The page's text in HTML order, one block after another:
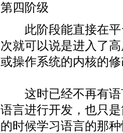
第四阶级
此阶段能直接在平
次就可以说是进入了
或操作系统的内核的
这时已经不再有语
语言进行开发，也只
的时候学习语言的那